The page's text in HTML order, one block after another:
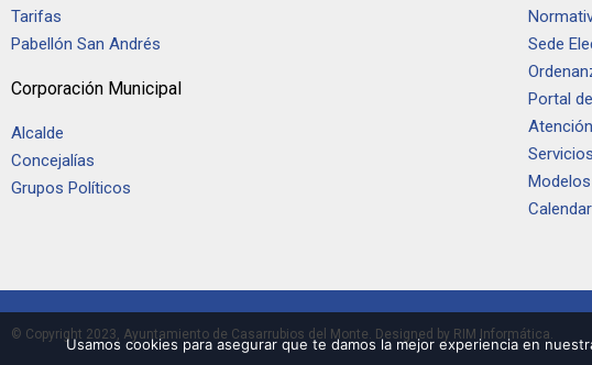
Tarifas
Pabellón San Andrés
Corporación Municipal
Alcalde
Concejalías
Grupos Políticos
Sede
Portal
© Copyright 2023, Ayuntamiento de Casarrubios del Monte. Designed by RIM Informática.
Usamos cookies para asegurar que te damos la mejor experiencia en